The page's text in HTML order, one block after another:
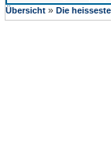
Übersicht » Die